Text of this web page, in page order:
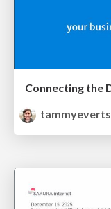
tammyeverts